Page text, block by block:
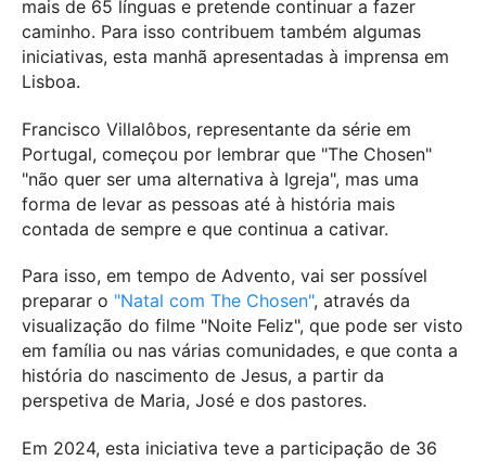
mais de 65 línguas e pretende continuar a fazer
caminho. Para isso contribuem também algumas
iniciativas, esta manhã apresentadas à imprensa em
Lisboa.
Francisco Villalôbos, representante da série em
Portugal, começou por lembrar que "The Chosen"
"não quer ser uma alternativa à Igreja", mas uma
forma de levar as pessoas até à história mais
contada de sempre e que continua a cativar.
Para isso, em tempo de Advento, vai ser possível
preparar o "Natal com The Chosen", através da
visualização do filme "Noite Feliz", que pode ser visto
em família ou nas várias comunidades, e que conta a
história do nascimento de Jesus, a partir da
perspetiva de Maria, José e dos pastores.
Em 2024, esta iniciativa teve a participação de 36